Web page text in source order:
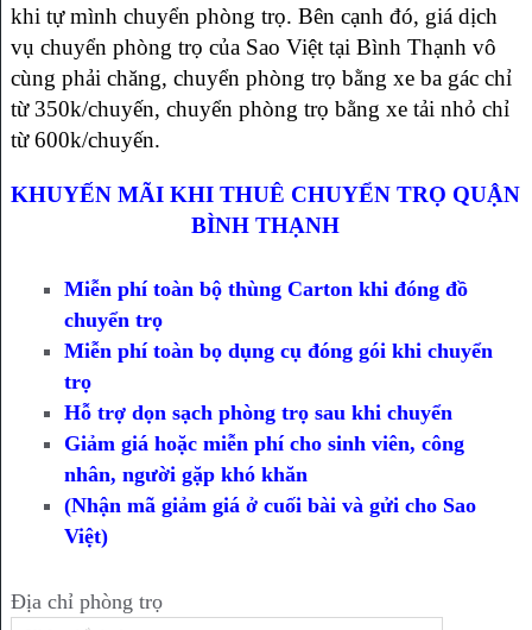
khi tự mình chuyển phòng trọ. Bên cạnh đó, giá dịch
vụ chuyển phòng trọ của Sao Việt tại Bình Thạnh vô
cùng phải chăng, chuyển phòng trọ bằng xe ba gác chỉ
từ 350k/chuyến, chuyển phòng trọ bằng xe tải nhỏ chỉ
từ 600k/chuyến.
KHUYẾN MÃI KHI THUÊ CHUYỂN TRỌ QUẬN
BÌNH THẠNH
Miễn phí toàn bộ thùng Carton khi đóng đồ
chuyển trọ
Miễn phí toàn bọ dụng cụ đóng gói khi chuyển
trọ
Hỗ trợ dọn sạch phòng trọ sau khi chuyển
Giảm giá hoặc miễn phí cho sinh viên, công
nhân, người gặp khó khăn
(Nhận mã giảm giá ở cuối bài và gửi cho Sao
Việt)
Địa chỉ phòng trọ